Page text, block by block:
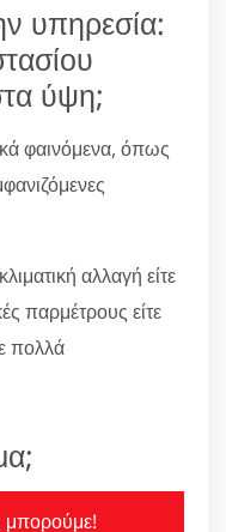
υπηρεσία:
ύψη;
φαινόμενα, όπως
αλλαγή είτε
παρμέτρους είτε
πολλά
μπορούμε!